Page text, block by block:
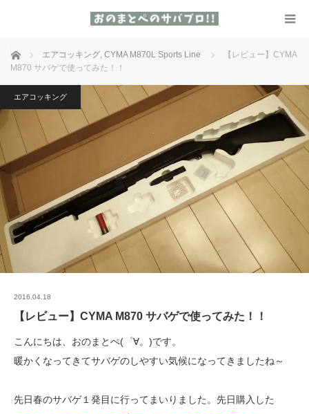
ホーム エアコッキング, CYMA M870L Sports Line
【レビュー】CYMA
M870 サバゲで使ってみた！！
エアコッキング
2016.04.18
【レビュー】CYMA M870 サバゲで使ってみた！！
こんにちは、おのまとぺ(゜∀。)です。
暖かくなってきてサバゲのしやすい気候になってきましたね～
先日春のサバゲ１発目に行ってまいりました。先日購入した